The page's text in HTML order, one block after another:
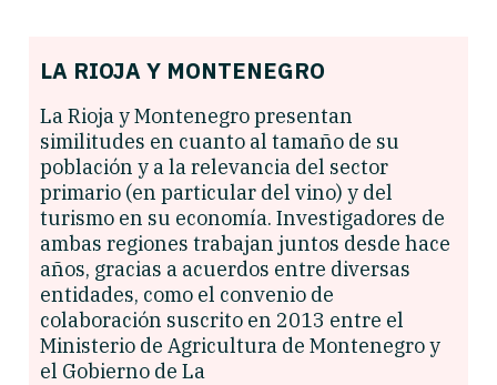
LA RIOJA Y MONTENEGRO
La Rioja y Montenegro presentan
similitudes en cuanto al tamaño de su
población y a la relevancia del sector
primario (en particular del vino) y del
turismo en su economía. Investigadores de
ambas regiones trabajan juntos desde hace
años, gracias a acuerdos entre diversas
entidades, como el convenio de
colaboración suscrito en 2013 entre el
Ministerio de Agricultura de Montenegro y
el Gobierno de La